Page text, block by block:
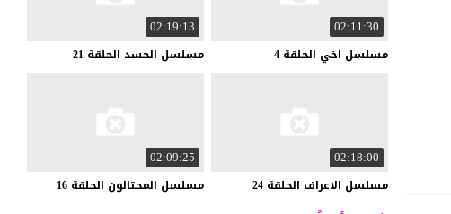
02:11:30
مسلسل اخي الحلقة 4
02:19:13
مسلسل الحسد الحلقة 21
02:18:00
مسلسل الاعراف الحلقة 24
02:09:25
مسلسل المحتالون الحلقة 16